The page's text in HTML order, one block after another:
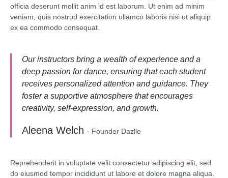
officia deserunt mollit anim id est laborum. Ut enim ad minim
veniam, quis nostrud exercitation ullamco laboris nisi ut aliquip
ex ea commodo consequat.
Our instructors bring a wealth of experience and a
deep passion for dance, ensuring that each student
receives personalized attention and guidance. They
foster a supportive atmosphere that encourages
creativity, self-expression, and growth.
Aleena Welch - Founder Dazlle
Reprehenderit in voluptate velit consectetur adipiscing elit, sed
do eiusmod tempor incididunt ut labore et dolore magna aliqua.